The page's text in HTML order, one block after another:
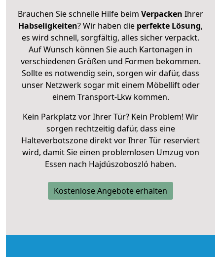
Brauchen Sie schnelle Hilfe beim Verpacken Ihrer
Habseligkeiten? Wir haben die perfekte Lösung,
es wird schnell, sorgfältig, alles sicher verpackt.
Auf Wunsch können Sie auch Kartonagen in
verschiedenen Größen und Formen bekommen.
Sollte es notwendig sein, sorgen wir dafür, dass
unser Netzwerk sogar mit einem Möbellift oder
einem Transport-Lkw kommen.
Kein Parkplatz vor Ihrer Tür? Kein Problem! Wir
sorgen rechtzeitig dafür, dass eine
Halteverbotszone direkt vor Ihrer Tür reserviert
wird, damit Sie einen problemlosen Umzug von
Essen nach Hajdúszoboszló haben.
Kostenlose Angebote erhalten